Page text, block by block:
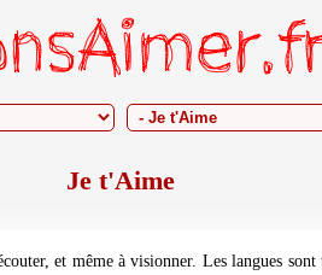
Je t'Aime
et même à visionner. Les langues